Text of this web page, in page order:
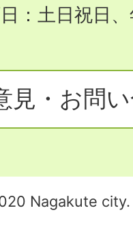
：土日祝日
見・お問
Nagakute